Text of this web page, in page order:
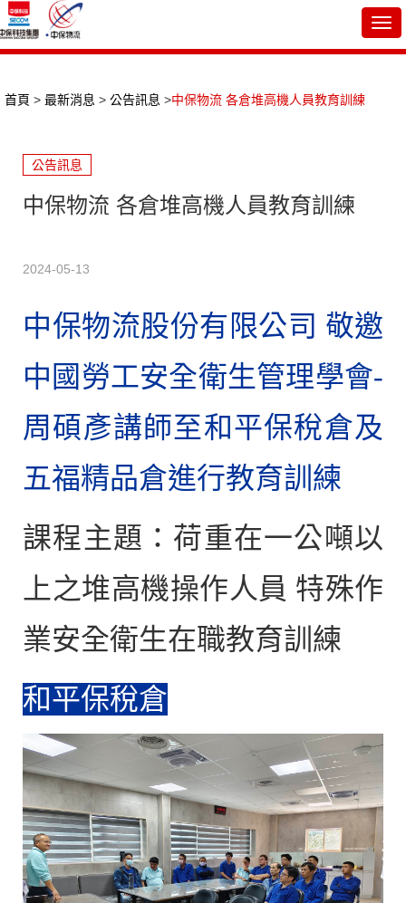
首頁 > 最新消息 > 公告訊息 >中保物流 各倉堆高機人員教育訓練
公告訊息
中保物流 各倉堆高機人員教育訓練
2024-05-13
中保物流股份有限公司 敬邀
中國勞工安全衛生管理學會-
周碩彥講師至和平保稅倉及
五福精品倉進行教育訓練
課程主題：荷重在一公噸以
上之堆高機操作人員 特殊作
業安全衛生在職教育訓練
和平保稅倉